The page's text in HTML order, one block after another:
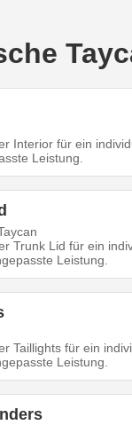
Interior für ein
Leistung.
Trunk Lid für ein
Leistung.
Taillights für ein
Leistung.